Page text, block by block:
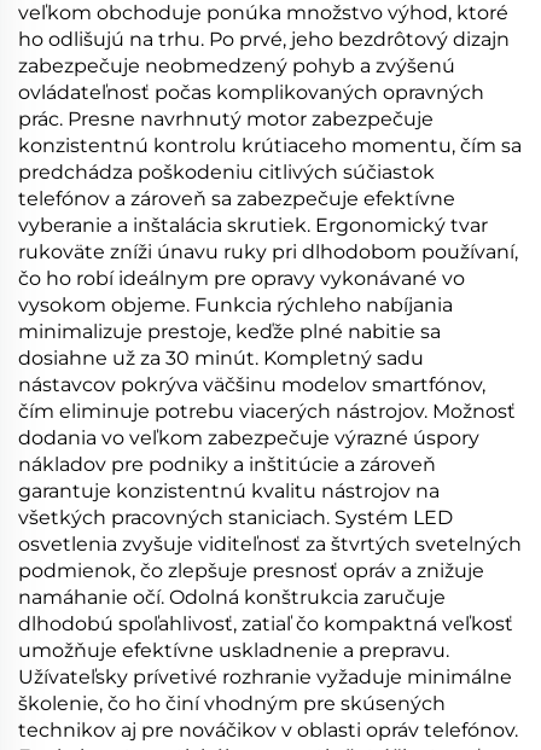
veľkom obchoduje ponúka množstvo výhod, ktoré
ho odlišujú na trhu. Po prvé, jeho bezdrôtový dizajn
zabezpečuje neobmedzený pohyb a zvýšenú
ovládateľnosť počas komplikovaných opravných
prác. Presne navrhnutý motor zabezpečuje
konzistentnú kontrolu krútiaceho momentu, čím sa
predchádza poškodeniu citlivých súčiastok
telefónov a zároveň sa zabezpečuje efektívne
vyberanie a inštalácia skrutiek. Ergonomický tvar
rukoväte zníži únavu ruky pri dlhodobom používaní,
čo ho robí ideálnym pre opravy vykonávané vo
vysokom objeme. Funkcia rýchleho nabíjania
minimalizuje prestoje, keďže plné nabitie sa
dosiahne už za 30 minút. Kompletný sadu
nástavcov pokrýva väčšinu modelov smartfónov,
čím eliminuje potrebu viacerých nástrojov. Možnosť
dodania vo veľkom zabezpečuje výrazné úspory
nákladov pre podniky a inštitúcie a zároveň
garantuje konzistentnú kvalitu nástrojov na
všetkých pracovných staniciach. Systém LED
osvetlenia zvyšuje viditeľnosť za štvrtých svetelných
podmienok, čo zlepšuje presnosť opráv a znižuje
namáhanie očí. Odolná konštrukcia zaručuje
dlhodobú spoľahlivosť, zatiaľ čo kompaktná veľkosť
umožňuje efektívne uskladnenie a prepravu.
Užívateľsky prívetivé rozhranie vyžaduje minimálne
školenie, čo ho činí vhodným pre skúsených
technikov aj pre nováčikov v oblasti opráv telefónov.